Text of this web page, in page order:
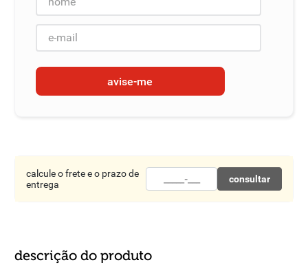
avise-me
calcule o frete e o prazo de
entrega
consultar
descrição do produto